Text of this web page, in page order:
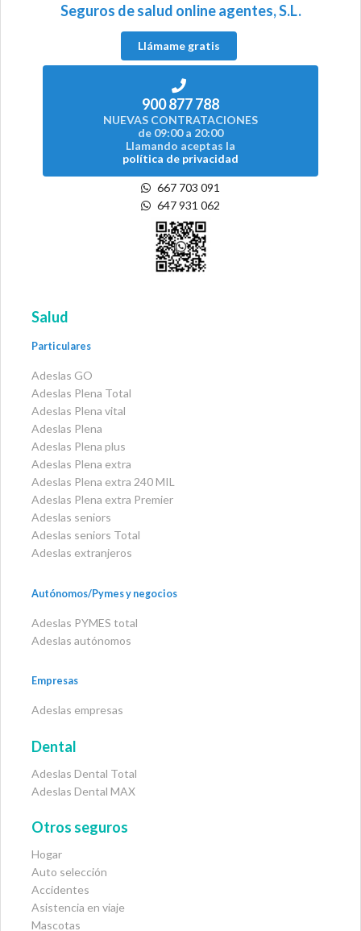
Seguros de salud online agentes, S.L.
Llámame gratis
900 877 788
NUEVAS CONTRATACIONES
de 09:00 a 20:00
Llamando aceptas la
política de privacidad
667 703 091
647 931 062
Salud
Particulares
Adeslas GO
Adeslas Plena Total
Adeslas Plena vital
Adeslas Plena
Adeslas Plena plus
Adeslas Plena extra
Adeslas Plena extra 240 MIL
Adeslas Plena extra Premier
Adeslas seniors
Adeslas seniors Total
Adeslas extranjeros
Autónomos/Pymes y negocios
Adeslas PYMES total
Adeslas autónomos
Empresas
Adeslas empresas
Dental
Adeslas Dental Total
Adeslas Dental MAX
Otros seguros
Hogar
Auto selección
Accidentes
Asistencia en viaje
Mascotas